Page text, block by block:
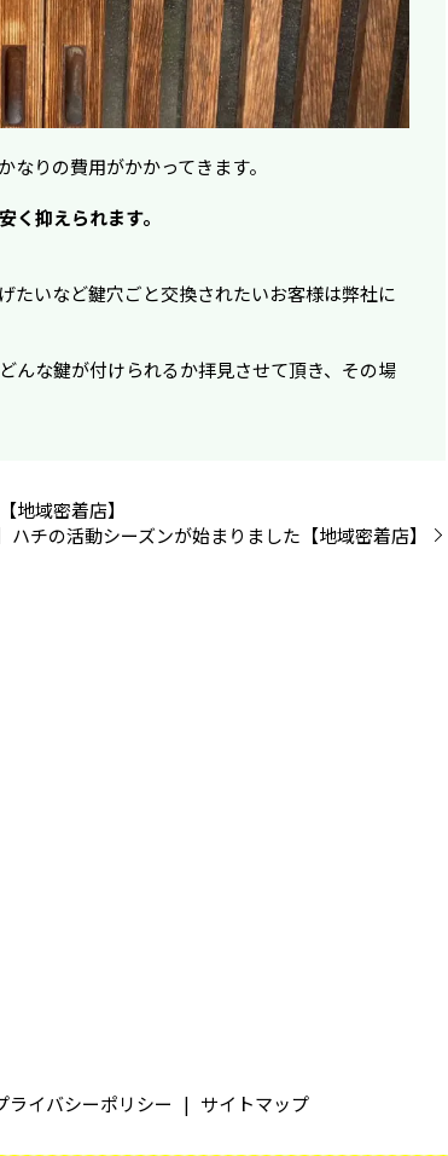
りの費用がかかってきます。
く抑えられます。
たいなど鍵穴ごと交換されたいお客様は弊社に
んな鍵が付けられるか拝見させて頂き、その場
地域密着店】
ハチの活動シーズンが始まりました【地域密着店】
ライバシーポリシー サイトマップ